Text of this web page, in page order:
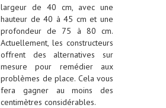
largeur de 40 cm, avec une
hauteur de 40 à 45 cm et une
profondeur de 75 à 80 cm.
Actuellement, les constructeurs
offrent des alternatives sur
mesure pour remédier aux
problèmes de place. Cela vous
fera gagner au moins des
centimètres considérables.